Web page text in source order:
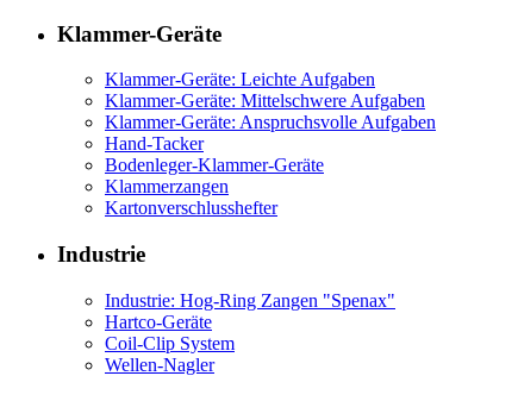
Klammer-Geräte
Klammer-Geräte: Leichte Aufgaben
Klammer-Geräte: Mittelschwere Aufgaben
Klammer-Geräte: Anspruchsvolle Aufgaben
Hand-Tacker
Bodenleger-Klammer-Geräte
Klammerzangen
Kartonverschlusshefter
Industrie
Industrie: Hog-Ring Zangen "Spenax"
Hartco-Geräte
Coil-Clip System
Wellen-Nagler